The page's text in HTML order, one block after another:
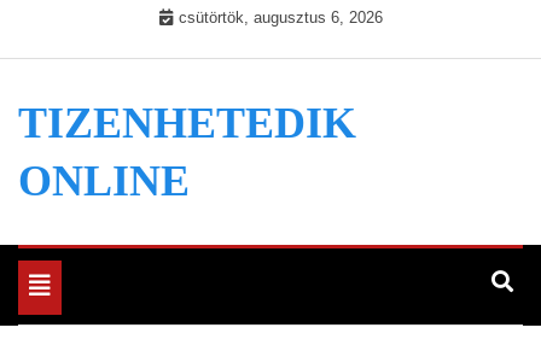
csütörtök, augusztus 6, 2026
TIZENHETEDIK
ONLINE
Toggle
navigation